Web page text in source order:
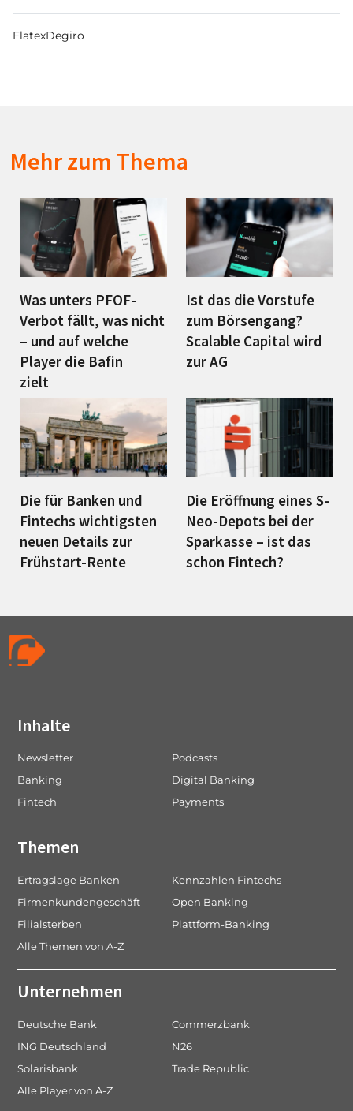
FlatexDegiro
Mehr zum Thema
Was unters PFOF-
Verbot fällt, was nicht
– und auf welche
Player die Bafin
zielt
Ist das die Vorstufe
zum Börsengang?
Scalable Capital wird
zur AG
Die für Banken und
Fintechs wichtigsten
neuen Details zur
Frühstart-Rente
Die Eröffnung eines S-
Neo-Depots bei der
Sparkasse – ist das
schon Fintech?
Inhalte
Newsletter
Podcasts
Banking
Digital Banking
Fintech
Payments
Themen
Ertragslage Banken
Kennzahlen Fintechs
Firmenkundengeschäft
Open Banking
Filialsterben
Plattform-Banking
Alle Themen von A-Z
Unternehmen
Deutsche Bank
Commerzbank
ING Deutschland
N26
Solarisbank
Trade Republic
Alle Player von A-Z